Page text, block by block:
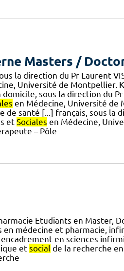
Masters /
la direction du Pr Laurent
Université de Montpellier.
domicile, sous la direction du
en Médecine, Université de
de santé [...] français, sous la
et Sociales en Médecine,
– Pôle
Etudiants en Master,
en médecine et pharmacie,
en sciences
et social de la recherche